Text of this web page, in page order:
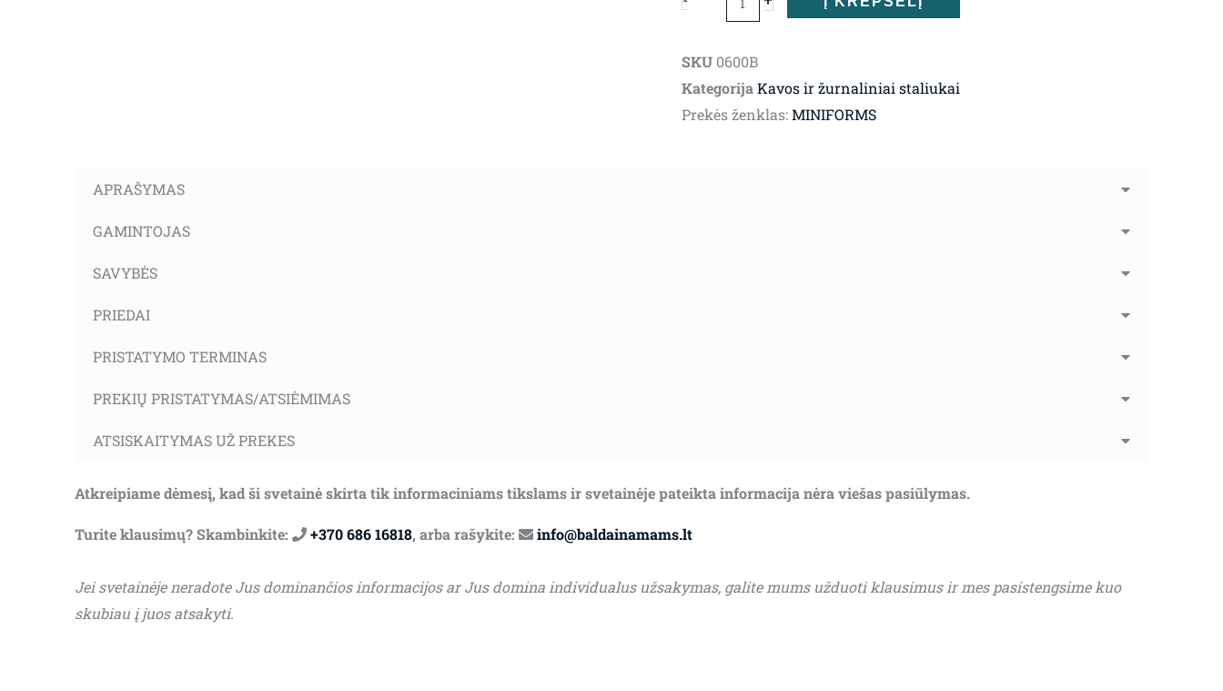
SKU 0600B
KategorijaKavos ir žurnaliniai staliukai
Prekės ženklas:MINIFORMS
APRAŠYMAS
GAMINTOJAS
SAVYBĖS
PRIEDAI
PRISTATYMO TERMINAS
PREKIŲ PRISTATYMAS/ATSIĖMIMAS
ATSISKAITYMAS UŽ PREKES
Atkreipiame dėmesį, kad ši svetainė skirta tik informaciniams tikslams ir svetainėje pateikta informacija nėra viešas pasiūlymas.
Turite klausimų? Skambinkite: +370 686 16818, arba rašykite: info@baldainamams.lt
Jei svetainėje neradote Jus dominančios informacijos ar Jus domina individualus užsakymas, galite mums užduoti klausimus ir mes pasistengsime kuo
skubiau į juos atsakyti.